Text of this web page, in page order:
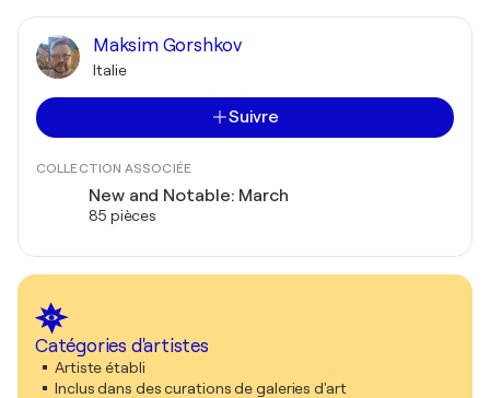
Maksim Gorshkov
Italie
Suivre
COLLECTION ASSOCIÉE
New and Notable: March
85 pièces
Catégories d'artistes
Artiste établi
Inclus dans des curations de galeries d'art